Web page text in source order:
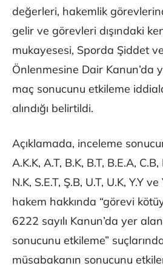
değerleri, hakemlik
gelir ve görevleri dışındaki
mukayesesi, Sporda Şiddet
Önlenmesine Dair Kanun’da
maç sonucunu etkileme
alındığı belirtildi.
Açıklamada, inceleme
A.K.K, A.T, B.K, B.T, B.E.A, C.B,
N.K, S.E.T, Ş.B, U.T, U.K, Y.Y
hakem hakkında “görevi
6222 sayılı Kanun’da yer
sonucunu etkileme”
müsabakanın sonucunu